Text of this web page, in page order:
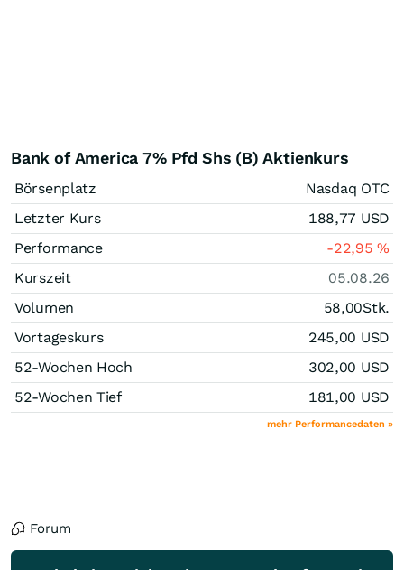
Bank of America 7% Pfd Shs (B) Aktienkurs
Börsenplatz
Nasdaq OTC
Letzter Kurs
188,77 USD
Performance
-22,95%
Kurszeit
05.08.26
Volumen
58,00Stk.
Vortageskurs
245,00 USD
52-Wochen Hoch
302,00 USD
52-Wochen Tief
181,00 USD
mehr Performancedaten »
Forum